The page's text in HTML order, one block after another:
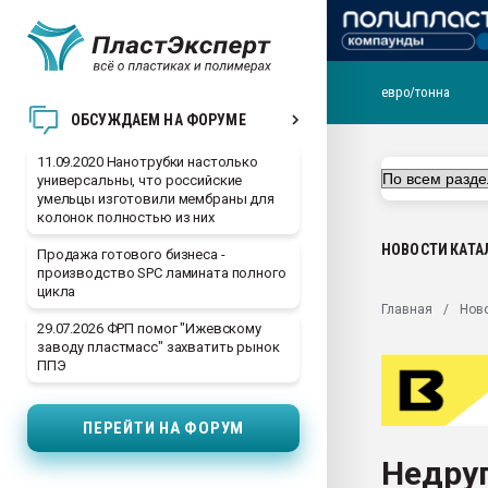
ОБСУЖДАЕМ НА ФОРУМЕ
11.09.2020 Нанотрубки настолько
универсальны, что российские
умельцы изготовили мембраны для
колонок полностью из них
Продажа готового бизнеса -
производство SPC ламината полного
цикла
29.07.2026 ФРП помог "Ижевскому
заводу пластмасс" захватить рынок
ППЭ
ПЕРЕЙТИ НА ФОРУМ
28.07.2026
Материал поверхности
вакуумного
Armaloy PC/ABS-1IM
евро/тонна
НОВОСТИ
Главная